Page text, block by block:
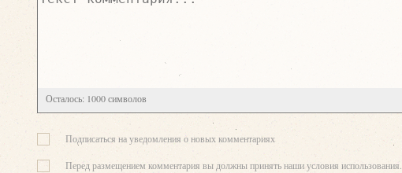
Осталось: 1000символов
Подписаться на уведомления о новых комментариях
Перед размещением комментария вы должны принять наши условия использования.